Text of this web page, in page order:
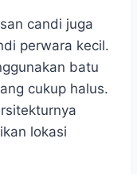
candi juga
perwara kecil.
batu
cukup halus.
lokasi